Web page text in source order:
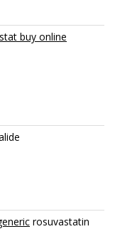
buy online
rosuvastatin